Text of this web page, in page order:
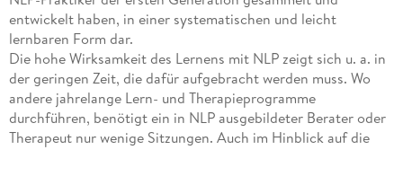
entwickelt haben, in einer systematischen und leicht
lernbaren Form dar.
Die hohe Wirksamkeit des Lernens mit NLP zeigt sich u. a. in
der geringen Zeit, die dafür aufgebracht werden muss. Wo
andere jahrelange Lern- und Therapieprogramme
durchführen, benötigt ein in NLP ausgebildeter Berater oder
Therapeut nur wenige Sitzungen. Auch im Hinblick auf die